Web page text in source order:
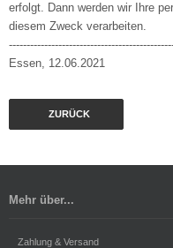
erfolgt. Dann werden wir Ihre
diesem Zweck verarbeiten.
Essen, 12.06.2021
ZURÜCK
Mehr über...
Zahlung & Versand